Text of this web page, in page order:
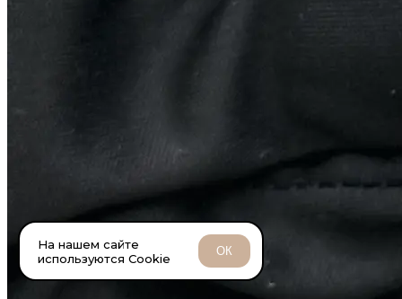
На нашем сайте
используются Cookie
ОК